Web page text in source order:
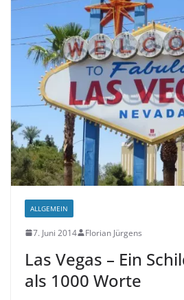
ALLGEMEIN
7. Juni 2014 Florian Jürgens
Las Vegas – Ein
als 1000 Worte